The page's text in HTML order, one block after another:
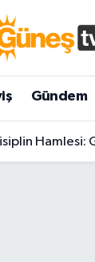
Gündem
Alınan Menderes Belediye
Eczaneler
Vakitleri